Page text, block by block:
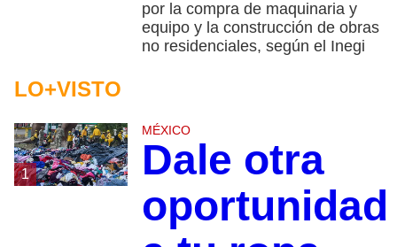
por la compra de maquinaria y
equipo y la construcción de obras
no residenciales, según el Inegi
LO+VISTO
1
MÉXICO
Dale otra
oportunidad